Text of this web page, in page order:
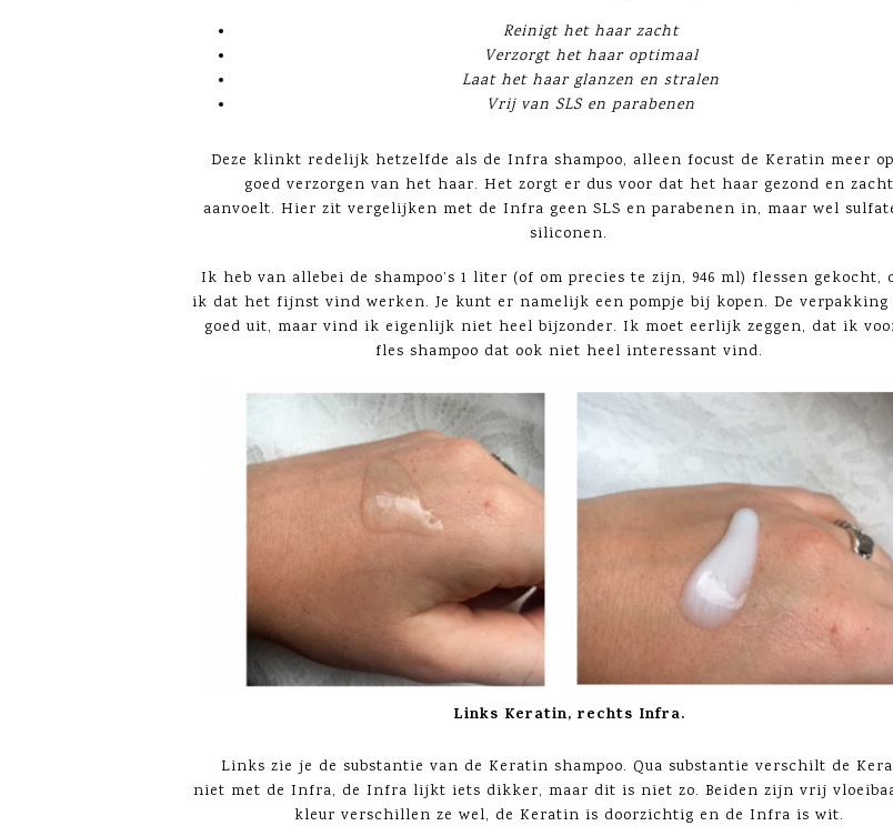
Reinigt het haar zacht
Verzorgt het haar optimaal
Laat het haar glanzen en stralen
Vrij van SLS en parabenen
Deze klinkt redelijk hetzelfde als de Infra shampoo, alleen focust de Keratin meer
goed verzorgen van het haar. Het zorgt er dus voor dat het haar gezond en zacht
aanvoelt. Hier zit vergelijken met de Infra geen SLS en parabenen in, maar wel
siliconen.
Ik heb van allebei de shampoo’s 1 liter (of om precies te zijn, 946 ml) flessen gekocht,
ik dat het fijnst vind werken. Je kunt er namelijk een pompje bij kopen. De
goed uit, maar vind ik eigenlijk niet heel bijzonder. Ik moet eerlijk zeggen, dat ik
fles shampoo dat ook niet heel interessant vind.
Links Keratin, rechts Infra.
Links zie je de substantie van de Keratin shampoo. Qua substantie verschilt de
niet met de Infra, de Infra lijkt iets dikker, maar dit is niet zo. Beiden zijn vrij
kleur verschillen ze wel, de Keratin is doorzichtig en de Infra is wit.